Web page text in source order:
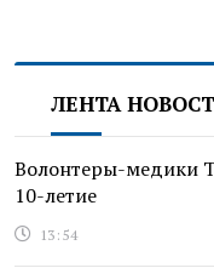
ЛЕНТА
Волонтеры-медики
10-летие
13:54